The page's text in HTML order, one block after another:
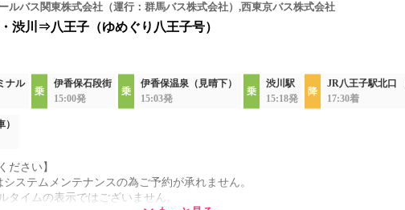
ルバス関東株式会社（運行：群馬バス株式会社）,西東京バス株式会社
渋川⇒八王子（ゆめぐり八王子号）
ナル
伊香保石段街
15:00発
伊香保温泉（見晴下）
15:03発
渋川駅
15:18発
JR八王子駅北口
17:30着
ださい】
システムメンテナンスの為ご予約が承れません。
タイムの表示ではございません。